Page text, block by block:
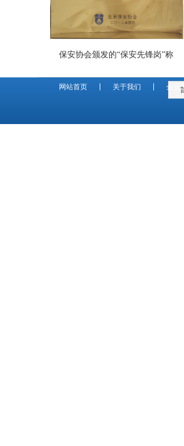
保安协会颁发的“保安先锋岗”称
网站首页 关于我们 企业